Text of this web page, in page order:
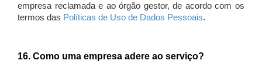
empresa reclamada e ao órgão gestor, de acordo com os
termos das Políticas de Uso de Dados Pessoais.
16. Como uma empresa adere ao serviço?